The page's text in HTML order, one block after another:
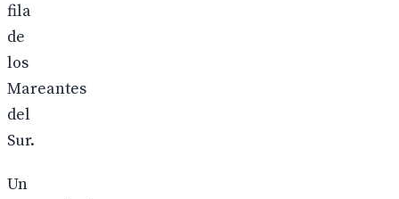
fila
de
los
Mareantes
del
Sur.
Un